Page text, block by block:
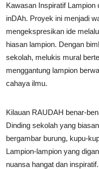
Kawasan Inspiratif
inDAh. Proyek ini menjadi
mengekspresikan ide
hiasan lampion. Dengan
sekolah, melukis mural
menggantung lampion
cahaya ilmu.
Kilauan RAUDAH benar-
Dinding sekolah yang
bergambar burung, kupu-
Lampion-lampion yang
nuansa hangat dan